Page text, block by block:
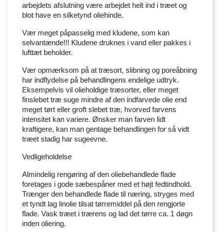
arbejdets afslutning være arbejdet helt ind i træet og
blot have en silketynd oliehinde.
Vær meget påpasselig med kludene, som kan
selvantænde!!! Kludene druknes i vand eller pakkes i
lufttæt beholder.
Vær opmærksom på at træsort, slibning og poreåbning
har indflydelse på behandlingens endelige udtryk.
Eksempelvis vil olieholdige træsorter, eller meget
finslebet træ suge mindre af den indfarvede olie end
meget tørt eller groft slebet træ, hvorved farvens
intensitet kan variere. Ønsker man farven lidt
kraftigere, kan man gentage behandlingen for så vidt
træet stadig har sugeevne.
Vedligeholdelse
Almindelig rengøring af den oliebehandlede flade
foretages i gode sæbespåner med et højt fedtindhold.
Trænger den behandlede flade til næring, stryges med
et tyndt lag linolie tilsat tørremiddel på den rengjorte
flade. Vask træet i trærens og lad det tørre ca. 1 døgn
inden oliering.